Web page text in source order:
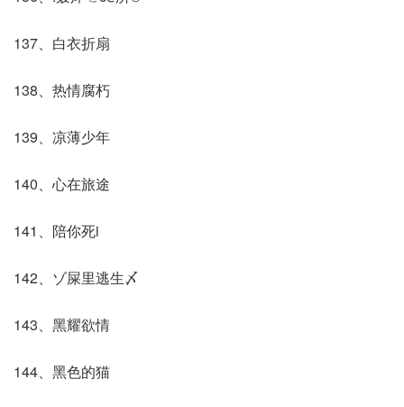
137、白衣折扇
138、热情腐朽
139、凉薄少年
140、心在旅途
141、陪你死i
142、ゾ屎里逃生〆
143、黑耀欲情
144、黑色的猫